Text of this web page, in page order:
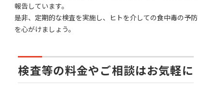
報告しています。
是非、定期的な検査を実施し、ヒトを介しての食中毒の予防
を心がけましょう。
検査等の料金やご相談はお気軽に